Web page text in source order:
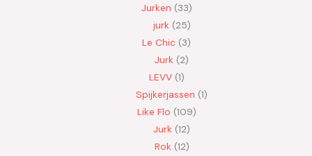
Jurken 33
jurk 25
Le Chic 3
Jurk 2
LEVV 1
Spijkerjassen 1
Like Flo 109
Jurk 12
Rok 12